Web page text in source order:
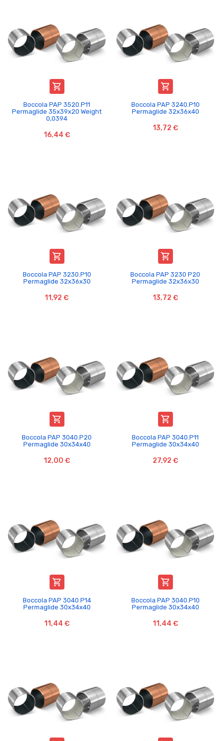

Boccola PAP 3520.P11
Permaglide 35x39x20 Weight
0,0394
16,44 €

Boccola PAP 3240.P10
Permaglide 32x36x40
13,72 €

Boccola PAP 3230.P10
Permaglide 32x36x30
11,92 €

Boccola PAP 3230 P20
Permaglide 32x36x30
13,72 €

Boccola PAP 3040.P20
Permaglide 30x34x40
12,00 €

Boccola PAP 3040.P11
Permaglide 30x34x40
27,92 €

Boccola PAP 3040 P14
Permaglide 30x34x40
11,44 €

Boccola PAP 3040.P10
Permaglide 30x34x40
11,44 €